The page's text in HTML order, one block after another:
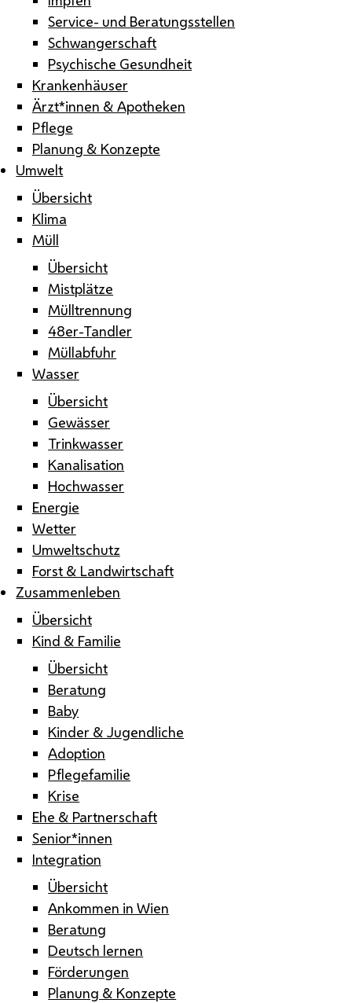
Service- und Beratungsstellen
Schwangerschaft
Psychische Gesundheit
Krankenhäuser
Ärzt*innen & Apotheken
Pflege
Planung & Konzepte
Umwelt
Übersicht
Klima
Müll
Übersicht
Mistplätze
Mülltrennung
48er-Tandler
Müllabfuhr
Wasser
Übersicht
Gewässer
Trinkwasser
Kanalisation
Hochwasser
Energie
Wetter
Umweltschutz
Forst & Landwirtschaft
Zusammenleben
Übersicht
Kind & Familie
Übersicht
Beratung
Baby
Kinder & Jugendliche
Adoption
Pflegefamilie
Krise
Ehe & Partnerschaft
Senior*innen
Integration
Übersicht
Ankommen in Wien
Beratung
Deutsch lernen
Förderungen
Planung & Konzepte